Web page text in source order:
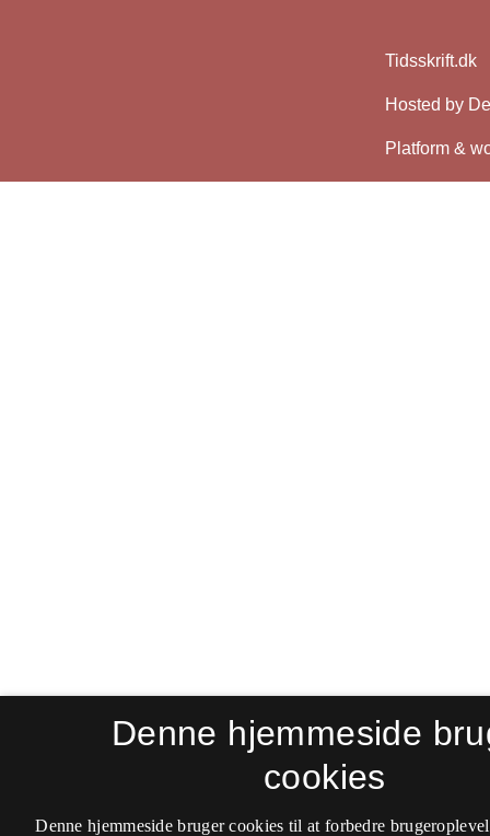
Denne hjemmeside
cookies
Denne hjemmeside bruger cookies til at forbedre